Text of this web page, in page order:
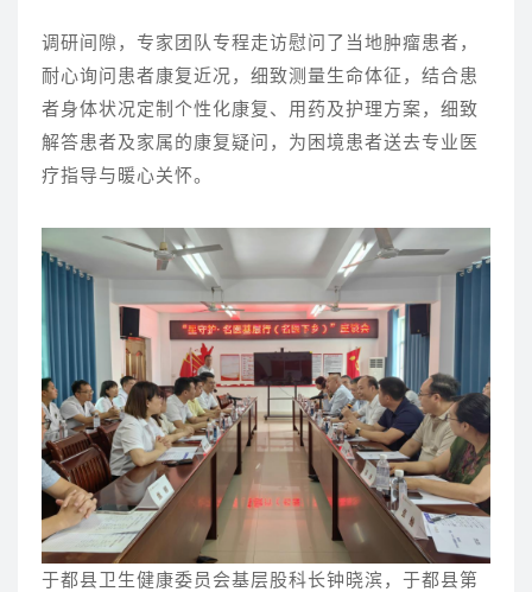
调研间隙，专家团队专程走访慰问了当地肿瘤患者，
耐心询问患者康复近况，细致测量生命体征，结合患
者身体状况定制个性化康复、用药及护理方案，细致
解答患者及家属的康复疑问，为困境患者送去专业医
疗指导与暖心关怀。
于都县卫生健康委员会基层股科长钟晓滨，于都县第